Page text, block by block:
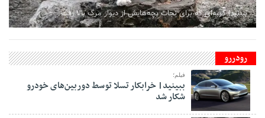
ببینید| گربه‌ای که برای نجات بچه‌هایش از دیوار مرگ بالا رفت
رودررو
فیلم؛
ببینید| خرابکار تسلا توسط دوربین‌های خودرو
شکار شد